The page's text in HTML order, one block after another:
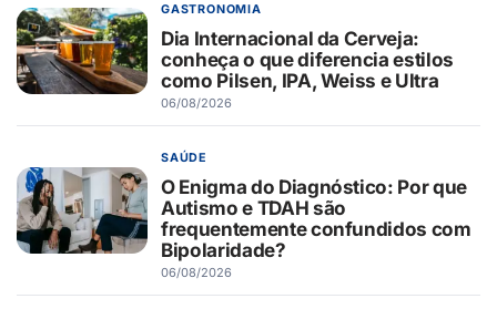
GASTRONOMIA
Dia Internacional da Cerveja:
conheça o que diferencia estilos
como Pilsen, IPA, Weiss e Ultra
06/08/2026
SAÚDE
O Enigma do Diagnóstico: Por que
Autismo e TDAH são
frequentemente confundidos com
Bipolaridade?
06/08/2026